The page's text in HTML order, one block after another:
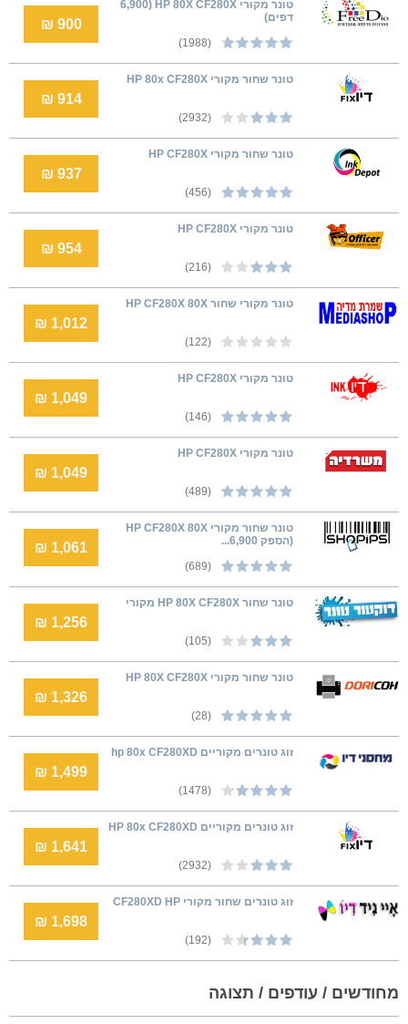
טונר מקורי HP 80X CF280X (6,900
דפים)
(1988)
900 ₪
טונר שחור מקורי HP 80x CF280X
(2932)
914 ₪
טונר שחור מקורי HP CF280X
(456)
937 ₪
טונר מקורי HP CF280X
(216)
954 ₪
טונר מקורי שחור HP CF280X 80X
(122)
1,012 ₪
טונר מקורי HP CF280X
(146)
1,049 ₪
טונר מקורי HP CF280X
(489)
1,049 ₪
טונר שחור מקורי HP CF280X 80X
(הספק 6,900...
(689)
1,061 ₪
טונר ‏שחור HP 80X CF280X מקורי
(105)
1,256 ₪
טונר שחור מקורי HP 80X CF280X
(28)
1,326 ₪
זוג טונרים מקוריים hp 80x CF280XD
(1478)
1,499 ₪
זוג טונרים מקוריים HP 80x CF280XD
(2932)
1,641 ₪
זוג טונרים שחור מקורי CF280XD HP
(192)
1,698 ₪
מחודשים / עודפים / תצוגה